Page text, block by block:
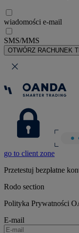
wiadomości e-mail
SMS/MMS
OTWÓRZ RACHUNEK
go to client zone
Przetestuj bezpłatne
Rodo section
Polityka Prywatności
E-mail